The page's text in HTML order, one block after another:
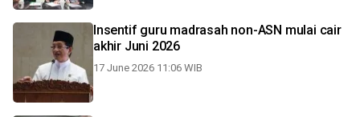
Insentif guru madrasah non-ASN mulai cair
akhir Juni 2026
17 June 2026 11:06 WIB